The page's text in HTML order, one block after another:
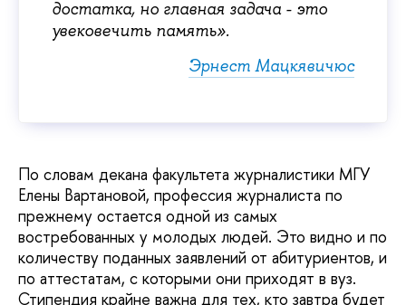
достатка, но главная задача - это
увековечить память».
Эрнест Мацкявичюс
По словам декана факультета журналистики МГУ
Елены Вартановой, профессия журналиста по
прежнему остается одной из самых
востребованных у молодых людей. Это видно и по
количеству поданных заявлений от абитуриентов, и
по аттестатам, с которыми они приходят в вуз.
Стипендия крайне важна для тех, кто завтра будет